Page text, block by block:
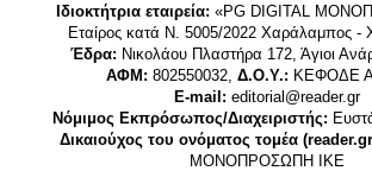
Ιδιοκτήτρια εταιρεία: «PG DIGITAL
Εταίρος κατά Ν. 5005/2022 Χαράλαμπος -
Έδρα: Νικολάου Πλαστήρα 172, Άγιοι
ΑΦΜ: 802550032, Δ.Ο.Υ.: ΚΕΦΟΔΕ
E-mail: editorial@reader.gr
Νόμιμος Εκπρόσωπος/Διαχειριστής:
Δικαιούχος του ονόματος τομέα
MONΟΠΡΟΣΩΠΗ ΙΚΕ